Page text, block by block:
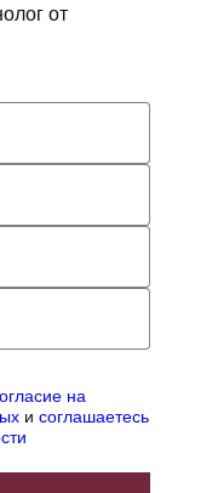
от
на
исоглашаетесь